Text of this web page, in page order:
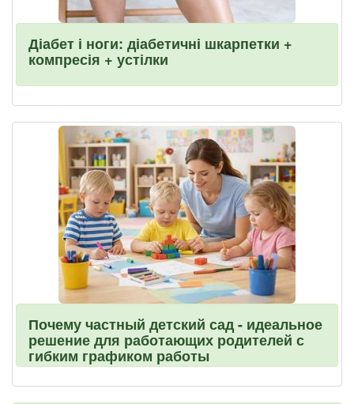
Діабет і ноги: діабетичні шкарпетки +
компресія + устілки
Почему частный детский сад - идеальное
решение для работающих родителей с
гибким графиком работы